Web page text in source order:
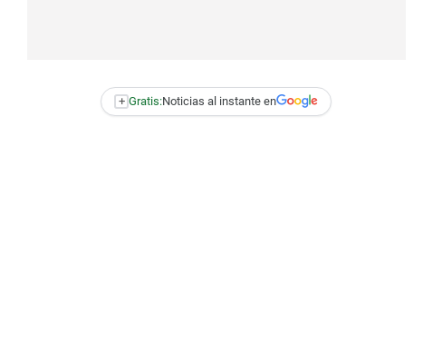
+ Gratis:Noticias al instante en